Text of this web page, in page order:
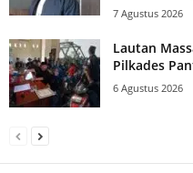
7 Agustus 2026
Lautan
Pilkades
6 Agustus 2026